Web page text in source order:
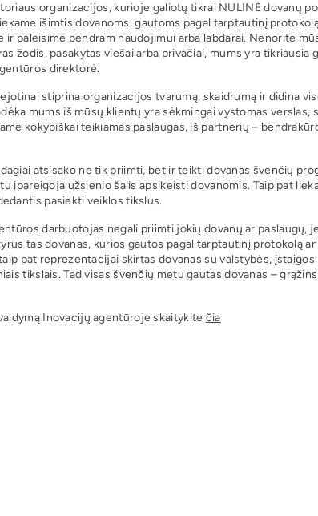
organizacijos, kurioje galiotų tikrai NULINĖ dovanų
išimtis dovanoms, gautoms pagal tarptautinį
ir paleisime bendram naudojimui arba labdarai. Nenorite
žodis, pasakytas viešai arba privačiai, mums yra tikriausia
direktorė.
stiprina organizacijos tvarumą, skaidrumą ir didina
mums iš mūsų klientų yra sėkmingai vystomas verslas,
kokybiškai teikiamas paslaugas, iš partnerių –
atsisako ne tik priimti, bet ir teikti dovanas švenčių
įpareigoja užsienio šalis apsikeisti dovanomis. Taip pat
pasiekti veiklos tikslus.
darbuotojas negali priimti jokių dovanų ar paslaugų,
tas dovanas, kurios gautos pagal tarptautinį protokolą
pat reprezentacijai skirtas dovanas su valstybės, įstaigos
tikslais. Tad visas švenčių metu gautas dovanas –
Inovacijų agentūroje skaitykite čia